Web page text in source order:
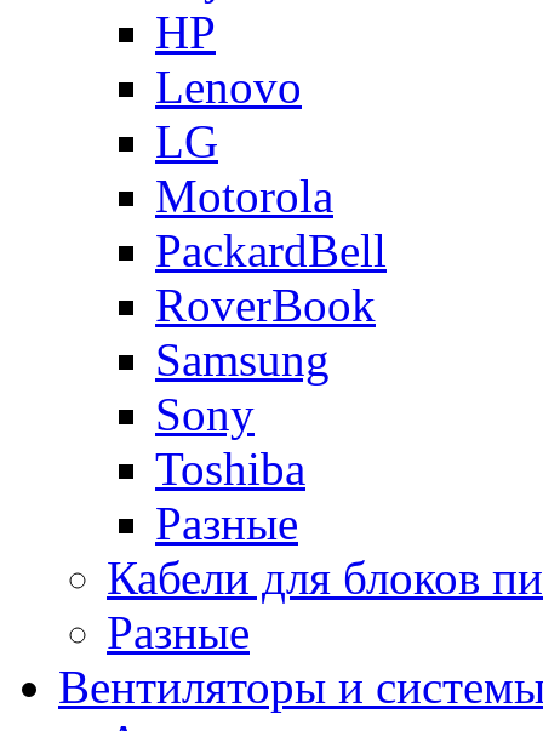
HP
Lenovo
LG
Motorola
PackardBell
RoverBook
Samsung
Sony
Toshiba
Разные
Кабели для блоков
Разные
Вентиляторы и